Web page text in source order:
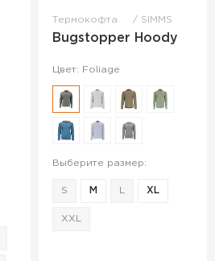
Термокофта SIMMS
Bugstopper Hoody
Цвет: Foliage
Выберите размер:
S M XL
XXL